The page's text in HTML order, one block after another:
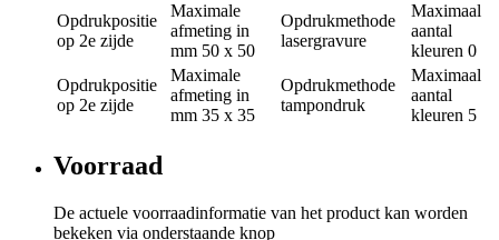
Opdrukpositie
op 2e zijde
Maximale
afmeting in
mm 50 x 50
Opdrukmethode
lasergravure
Maximaal
aantal
kleuren 0
Opdrukpositie
op 2e zijde
Maximale
afmeting in
mm 35 x 35
Opdrukmethode
tampondruk
Maximaal
aantal
kleuren 5
Voorraad
De actuele voorraadinformatie van het product kan worden
bekeken via onderstaande knop